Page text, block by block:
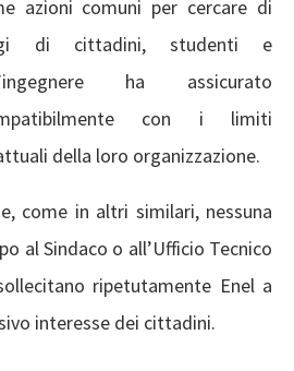
azioni comuni per cercare di
di cittadini, studenti e
ha assicurato
con i limiti
della loro organizzazione.
come in altri similari, nessuna
al Sindaco o all’Ufficio Tecnico
ripetutamente Enel a
interesse dei cittadini.